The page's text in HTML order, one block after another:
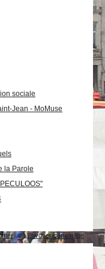
sociale
Jean - MoMuse
la Parole
Envoyer cette page